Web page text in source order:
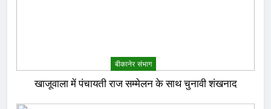
बीकानेर संभाग
खाजूवाला में पंचायती राज सम्मेलन के साथ चुनावी शंखनाद